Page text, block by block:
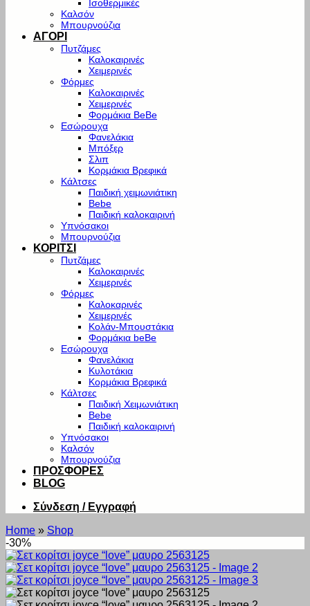
Ισοθερμικές
Καλσόν
Μπουρνούζια
ΑΓΟΡΙ
Πυτζάμες
Καλοκαιρινές
Χειμερινές
Φόρμες
Καλοκαιρινές
Χειμερινές
Φορμάκια BeBe
Εσώρουχα
Φανελάκια
Μπόξερ
Σλιπ
Κορμάκια Βρεφικά
Κάλτσες
Παιδική χειμωνιάτικη
Bebe
Παιδική καλοκαιρινή
Υπνόσακοι
Μπουρνούζια
ΚΟΡΙΤΣΙ
Πυτζάμες
Καλοκαιρινές
Χειμερινές
Φόρμες
Καλοκαρινές
Χειμερινές
Κολάν-Μπουστάκια
Φορμάκια beBe
Εσώρουχα
Φανελάκια
Κυλοτάκια
Κορμάκια Βρεφικά
Κάλτσες
Παιδική Χειμωνιάτικη
Bebe
Παιδική καλοκαιρινή
Υπνόσακοι
Καλσόν
Μπουρνούζια
ΠΡΟΣΦΟΡΕΣ
BLOG
Σύνδεση / Εγγραφή
Home » Shop
-30%